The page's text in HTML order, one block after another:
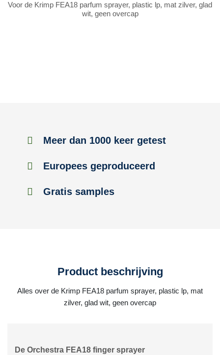
Voor de Krimp FEA18 parfum sprayer, plastic lp, mat zilver, glad
wit, geen overcap
Meer dan 1000 keer getest
Europees geproduceerd
Gratis samples
Product beschrijving
Alles over de Krimp FEA18 parfum sprayer, plastic lp, mat
zilver, glad wit, geen overcap
De Orchestra FEA18 finger sprayer